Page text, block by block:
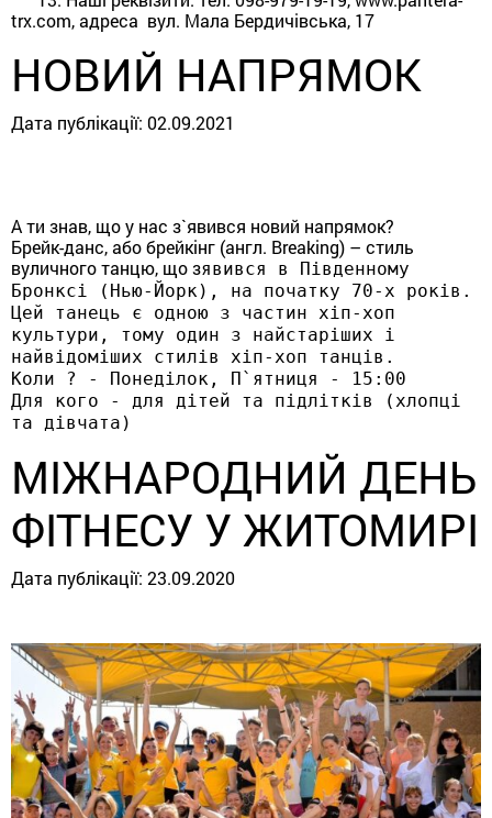
trx.com, адреса вул. Мала Бердичівська, 17
НОВИЙ НАПРЯМОК
Дата публікації: 02.09.2021
А ти знав, що у нас з`явився новий напрямок?
Брейк-данс, або брейкінг (англ. Breaking) – стиль
вуличного танцю, що зявився в Південному
Бронксі (Нью-Йорк), на початку 70-х років.
Цей танець є одною з частин хіп-хоп
культури, тому один з найстаріших і
найвідоміших стилів хіп-хоп танців.
Коли ? - Понеділок, П`ятниця - 15:00
Для кого - для дітей та підлітків (хлопці
та дівчата)
МІЖНАРОДНИЙ ДЕНЬ
ФІТНЕСУ У ЖИТОМИРІ
Дата публікації: 23.09.2020